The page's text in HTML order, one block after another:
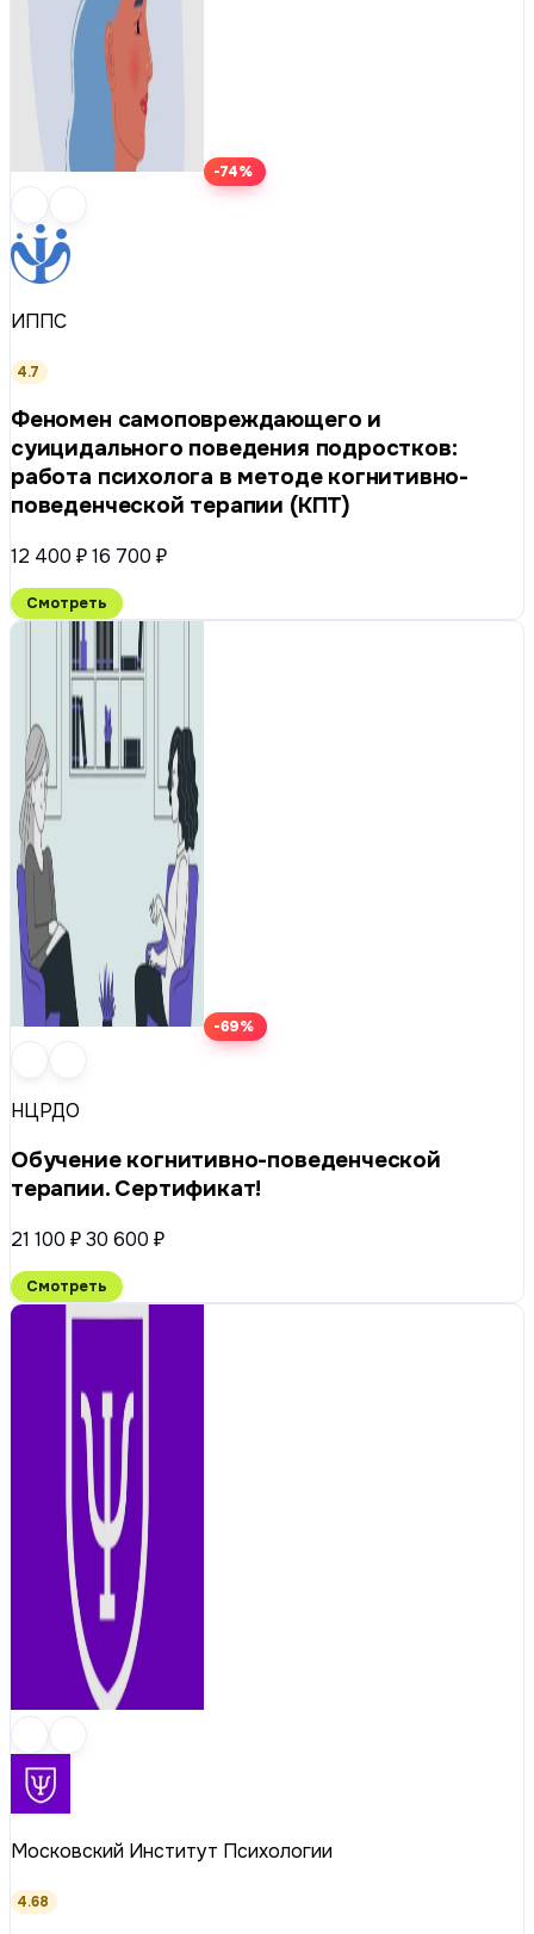
-74%
ИППС
4.7
Феномен самоповреждающего и
суицидального поведения подростков:
работа психолога в методе когнитивно-
поведенческой терапии (КПТ)
12 400 ₽16 700 ₽
Смотреть
-69%
НЦРДО
Обучение когнитивно-поведенческой
терапии. Сертификат!
21 100 ₽30 600 ₽
Смотреть
Московский Институт Психологии
4.68